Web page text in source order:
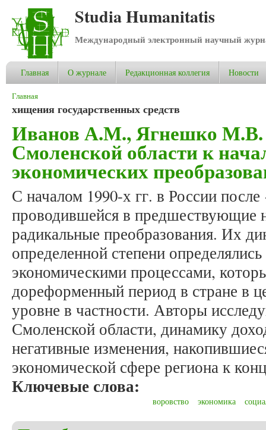
Studia Humanitatis
Международный электронный научный
Главная О журнале Редакционная коллегия Новости
Вы здесь
Главная
хищения государственных средств
Иванов А.М., Ягнешко М.В.
Смоленской области к
экономических
С началом 1990-х гг. в России
проводившейся в предшествующие
радикальные преобразования. Их
определенной степени
экономическими процессами,
дореформенный период в стране в
уровне в частности. Авторы
Смоленской области, динамику
негативные изменения,
экономической сфере региона к
Ключевые слова:
воровство экономика